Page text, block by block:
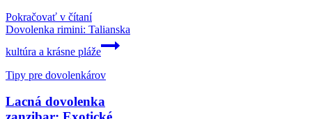
Pokračovať v čítaní
Dovolenka rimini: Talianska
kultúra a krásne pláže
Tipy pre dovolenkárov
Lacná dovolenka